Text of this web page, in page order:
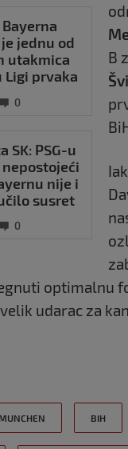
jednu od
utakmica
Ligi prvaka
0
SK: PSG-u
nije i
susret
0
B
optimalnu
udarac za
BIH